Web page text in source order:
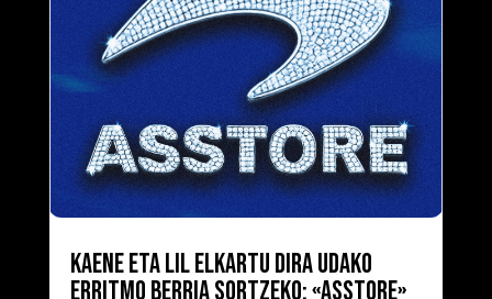
KAENE ETA LIL ELKARTU DIRA UDAKO